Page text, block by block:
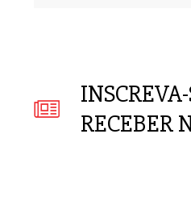
RECEBER